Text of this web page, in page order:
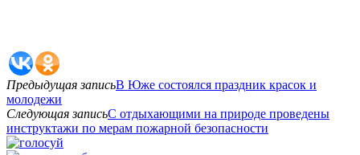
Предыдущая записьВ Юже состоялся праздник красок и
молодежи
Следующая записьС отдыхающими на природе проведены
инструктажи по мерам пожарной безопасности